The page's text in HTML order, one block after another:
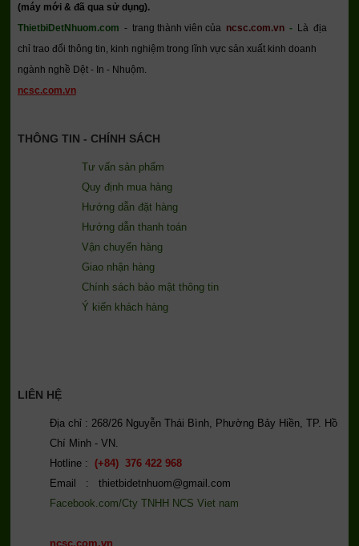
(máy mới & đã qua sử dụng).
ThietbiDetNhuom.com - trang thành viên của ncsc.com.vn- Là địa
chỉ trao đổi thông tin, kinh nghiệm trong lĩnh vực sản xuất kinh doanh
ngành nghề Dệt - In - Nhuộm.
ncsc.com.vn
THÔNG TIN - CHÍNH SÁCH
Tư vấn sản phẩm
Quy định mua hàng
Hướng dẫn đặt hàng
Hướng dẫn thanh toán
Vận chuyển hàng
Giao nhận hàng
Chính sách bảo mật thông tin
Ý kiến khách hàng
LIÊN HỆ
Địa chỉ : 268/26 Nguyễn Thái Bình, Phường Bảy Hiền, TP. Hồ
Chí Minh - VN.
Hotline : (+84) 376 422 968
Email : thietbidetnhuom@gmail.com
Facebook.com/Cty TNHH NCS Viet nam
ncsc.com.vn